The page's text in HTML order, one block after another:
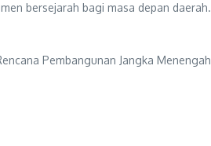
bersejarah bagi masa depan
Pembangunan Jangka